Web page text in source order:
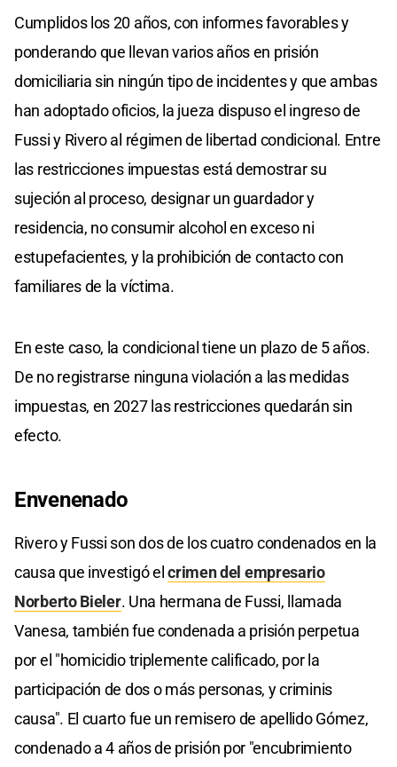
Cumplidos los 20 años, con informes favorables y
ponderando que llevan varios años en prisión
domiciliaria sin ningún tipo de incidentes y que ambas
han adoptado oficios, la jueza dispuso el ingreso de
Fussi y Rivero al régimen de libertad condicional. Entre
las restricciones impuestas está demostrar su
sujeción al proceso, designar un guardador y
residencia, no consumir alcohol en exceso ni
estupefacientes, y la prohibición de contacto con
familiares de la víctima.
En este caso, la condicional tiene un plazo de 5 años.
De no registrarse ninguna violación a las medidas
impuestas, en 2027 las restricciones quedarán sin
efecto.
Envenenado
Rivero y Fussi son dos de los cuatro condenados en la
causa que investigó elcrimen del empresario
Norberto Bieler. Una hermana de Fussi, llamada
Vanesa, también fue condenada a prisión perpetua
por el "homicidio triplemente calificado, por la
participación de dos o más personas, y criminis
causa". El cuarto fue un remisero de apellido Gómez,
condenado a 4 años de prisión por "encubrimiento